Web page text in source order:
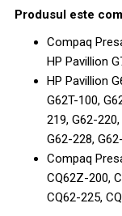
Produsul este
Compaq
HP Pavillion
HP Pavillion
G62T-100,
219, G62-
G62-228,
Compaq
CQ62Z-200,
CQ62-225,